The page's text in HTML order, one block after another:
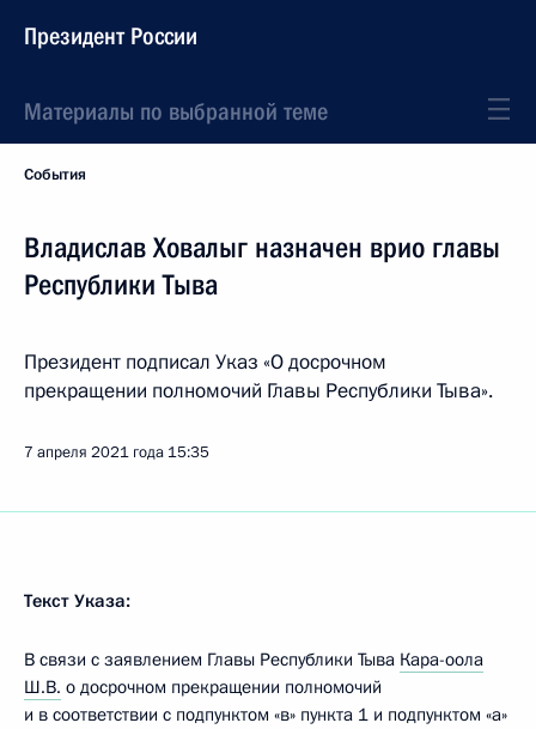
Президент России
Материалы по выбранной теме
События
Владислав Ховалыг назначен врио главы
Республики Тыва
Президент подписал Указ «О досрочном
прекращении полномочий Главы Республики Тыва».
7 апреля 2021 года 15:35
Текст Указа:
В связи с заявлением Главы Республики Тыва Кара-оола
Ш.В. о досрочном прекращении полномочий
и в соответствии с подпунктом «в» пункта 1 и подпунктом «а»